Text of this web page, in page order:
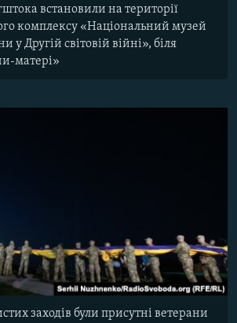
встановили на території
комплексу «Національний музей
у Другій світовій війні», біля
матері»
заходів були присутні ветерани